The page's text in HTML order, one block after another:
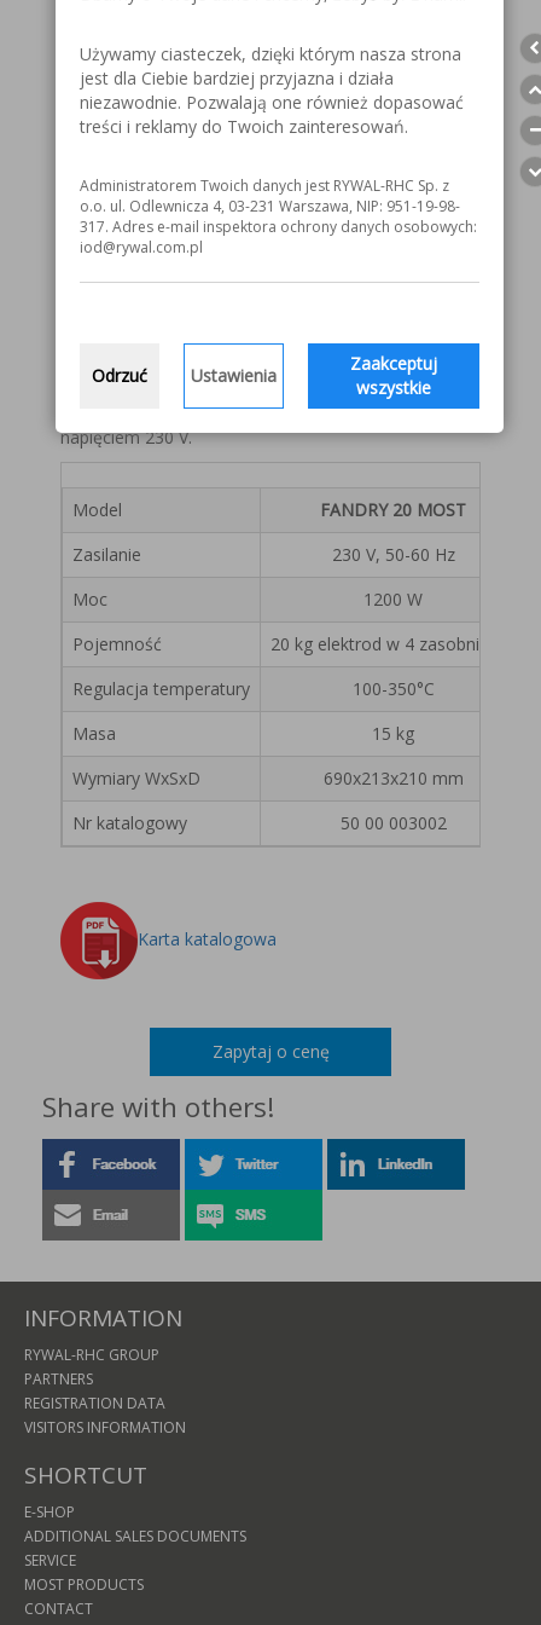
Description
elektrod przed spawaniem. Najczęściej wymagane
jest, aby elektrody były suszone przez 2-3 godziny w
temperaturze ok. 350°C.
temperaturze około 100°C, co zabezpiecza je przed
ponownym zawilgoceniem. Polecamy termosy
FANTERM 5T lub FANTERM 10T marki MOST.
Suszarka FANDRY 20 oznacza się solidną budową i
termostat. Posiadają kółka transportowe oraz cztery
zasobniki na elektrody.
Urządzenie jest przystosowane do zasilania
napięciem 230 V.
Model
FANDRY 20 MOST
Zasilanie
230 V, 50-60 Hz
Moc
1200 W
Pojemność
20 kg elektrod w 4 zasobnikach
Regulacja temperatury
100-350°C
Masa
15 kg
Wymiary WxSxD
690x213x210 mm
Nr katalogowy
50 00 003002
Karta katalogowa
Zapytaj o cenę
Share with others!
INFORMATION
RYWAL-RHC GROUP
PARTNERS
REGISTRATION DATA
VISITORS INFORMATION
SHORTCUT
E-SHOP
ADDITIONAL SALES DOCUMENTS
SERVICE
MOST PRODUCTS
CONTACT
Używamy ciasteczek, dzięki którym nasza strona
jest dla Ciebie bardziej przyjazna i działa
niezawodnie. Pozwalają one również dopasować
treści i reklamy do Twoich zainteresowań.
Administratorem Twoich danych jest RYWAL-RHC Sp. z
o.o. ul. Odlewnicza 4, 03-231 Warszawa, NIP: 951-19-98-
317. Adres e-mail inspektora ochrony danych osobowych:
iod@rywal.com.pl
Odrzuć Ustawienia
Zaakceptuj
wszystkie